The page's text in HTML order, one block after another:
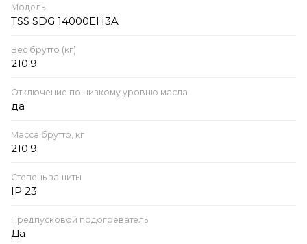
Модель
TSS SDG 14000EH3A
Вес брутто (кг)
210.9
Отключение по низкому уровню масла
да
Масса брутто, кг
210.9
Степень защиты
IP 23
Предпусковой подогреватель
Да